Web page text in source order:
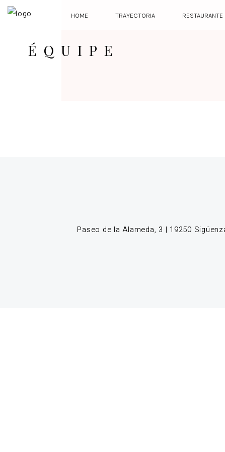
HOME TRAYECTORIA RESTAURANTE
ÉQUIPE
Paseo de la Alameda, 3 | 19250